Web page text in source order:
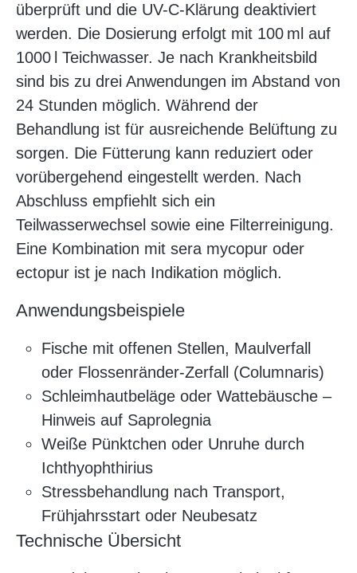
überprüft und die UV-C-Klärung deaktiviert
werden. Die Dosierung erfolgt mit 100 ml auf
1000 l Teichwasser. Je nach Krankheitsbild
sind bis zu drei Anwendungen im Abstand von
24 Stunden möglich. Während der
Behandlung ist für ausreichende Belüftung zu
sorgen. Die Fütterung kann reduziert oder
vorübergehend eingestellt werden. Nach
Abschluss empfiehlt sich ein
Teilwasserwechsel sowie eine Filterreinigung.
Eine Kombination mit sera mycopur oder
ectopur ist je nach Indikation möglich.
Anwendungsbeispiele
Fische mit offenen Stellen, Maulverfall
oder Flossenränder-Zerfall (Columnaris)
Schleimhautbeläge oder Wattebäusche –
Hinweis auf Saprolegnia
Weiße Pünktchen oder Unruhe durch
Ichthyophthirius
Stressbehandlung nach Transport,
Frühjahrsstart oder Neubesatz
Technische Übersicht